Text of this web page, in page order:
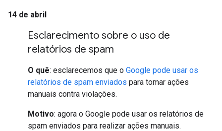
14 de abril
Esclarecimento sobre o uso de
relatórios de spam
O quê: esclarecemos que o Google pode usar os
relatórios de spam enviados para tomar ações
manuais contra violações.
Motivo: agora o Google pode usar os relatórios de
spam enviados para realizar ações manuais.